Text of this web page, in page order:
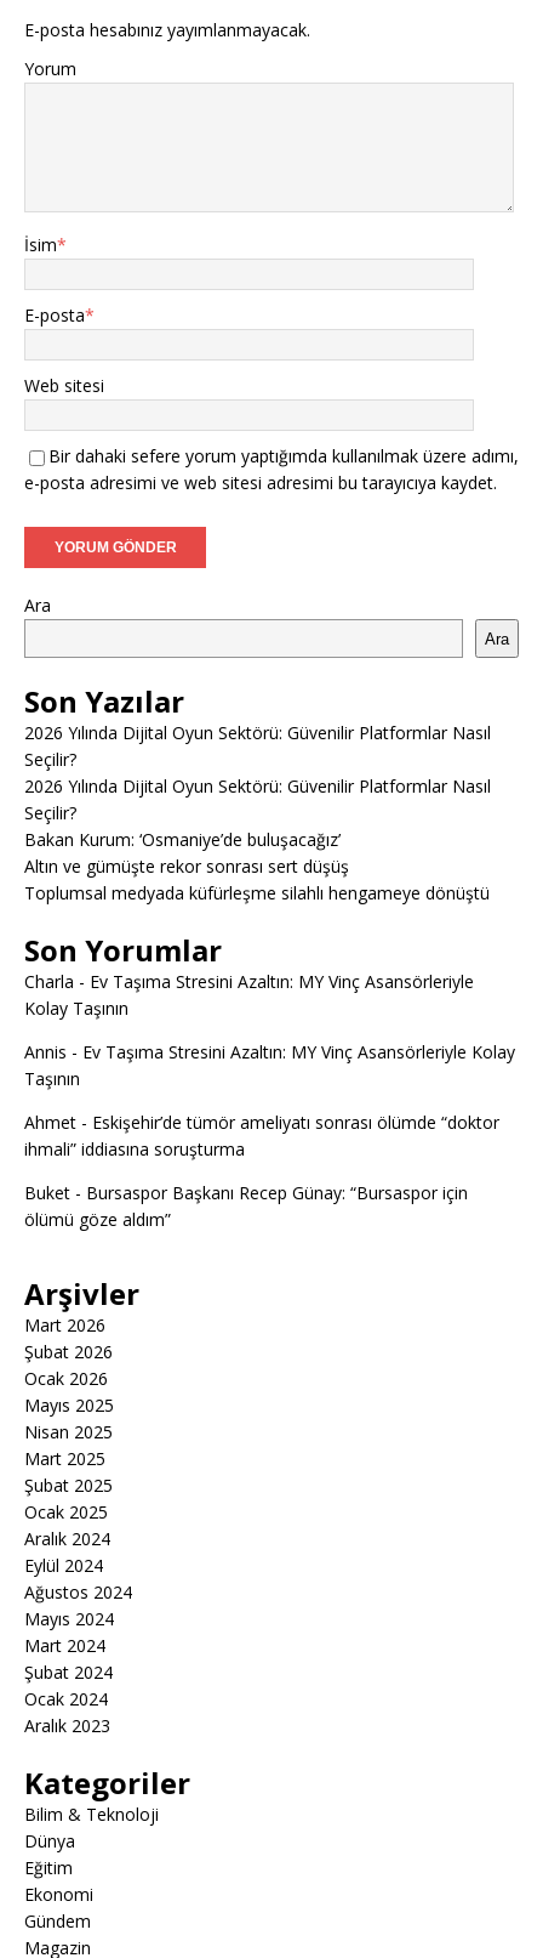
E-posta hesabınız yayımlanmayacak.
Yorum
İsim*
E-posta*
Web sitesi
Bir dahaki sefere yorum yaptığımda kullanılmak üzere adımı,
e-posta adresimi ve web sitesi adresimi bu tarayıcıya kaydet.
Ara
Ara
Son Yazılar
2026 Yılında Dijital Oyun Sektörü: Güvenilir Platformlar Nasıl
Seçilir?
2026 Yılında Dijital Oyun Sektörü: Güvenilir Platformlar Nasıl
Seçilir?
Bakan Kurum: ‘Osmaniye’de buluşacağız’
Altın ve gümüşte rekor sonrası sert düşüş
Toplumsal medyada küfürleşme silahlı hengameye dönüştü
Son Yorumlar
Charla - Ev Taşıma Stresini Azaltın: MY Vinç Asansörleriyle
Kolay Taşının
Annis - Ev Taşıma Stresini Azaltın: MY Vinç Asansörleriyle Kolay
Taşının
Ahmet - Eskişehir’de tümör ameliyatı sonrası ölümde “doktor
ihmali” iddiasına soruşturma
Buket - Bursaspor Başkanı Recep Günay: “Bursaspor için
ölümü göze aldım”
Arşivler
Mart 2026
Şubat 2026
Ocak 2026
Mayıs 2025
Nisan 2025
Mart 2025
Şubat 2025
Ocak 2025
Aralık 2024
Eylül 2024
Ağustos 2024
Mayıs 2024
Mart 2024
Şubat 2024
Ocak 2024
Aralık 2023
Kategoriler
Bilim & Teknoloji
Dünya
Eğitim
Ekonomi
Gündem
Magazin